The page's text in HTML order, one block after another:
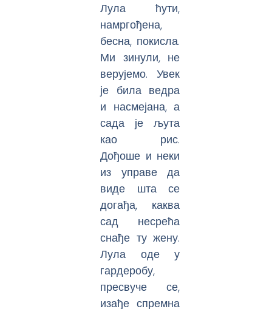
Лула ћути,
намргођена,
бесна, покисла.
Ми зинули, не
верујемо. Увек
је била ведра
и насмејана, а
сада је љута
као рис.
Дођоше и неки
из управе да
виде шта се
догађа, каква
сад несрећа
снађе ту жену.
Лула оде у
гардеробу,
пресвуче се,
изађе спремна